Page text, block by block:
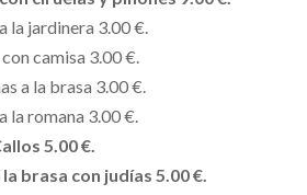
la jardinera 3.00 €.
camisa 3.00 €.
a la brasa 3.00 €.
la romana 3.00 €.
5.00 €.
brasa con judías 5.00 €.